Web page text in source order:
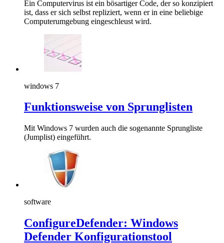
Ein Computervirus ist ein bösartiger Code, der so konzipiert
ist, dass er sich selbst repliziert, wenn er in eine beliebige
Computerumgebung eingeschleust wird.
windows 7
Funktionsweise von Sprunglisten
Mit Windows 7 wurden auch die sogenannte Sprungliste
(Jumplist) eingeführt.
software
ConfigureDefender: Windows
Defender Konfigurationstool